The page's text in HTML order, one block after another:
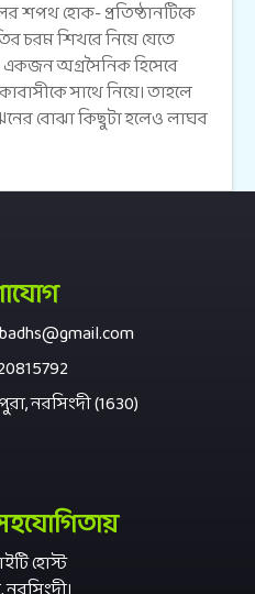
শপথ হোক- প্রতিষ্ঠানটিকে
চরম শিখরে নিয়ে যেতে
অগ্রসৈনিক হিসেবে
সাথে নিয়ে। তাহলে
বোঝা কিছুটা হলেও লাঘব
নরসিংদী (1630)
হোস্ট